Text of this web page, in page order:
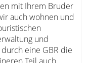
mit Ihrem Bruder
auch wohnen und
und
eine GBR die